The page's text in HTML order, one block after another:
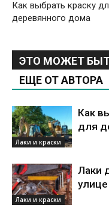
Как выбрать краску
деревянного дома
ЭТО МОЖЕТ
ЕЩЕ ОТ АВТОРА
Лаки и краски
Как
для
Лаки и краски
Лаки
улице